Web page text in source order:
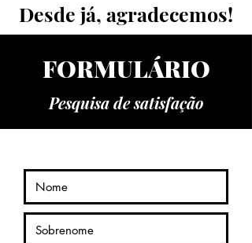
Desde já, agradecemos!
FORMULÁRIO
Pesquisa de satisfação